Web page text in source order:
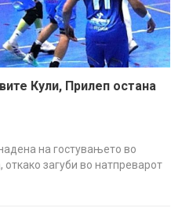
Кули, Прилеп остана
на гостувањето во
откако загуби во натпреварот